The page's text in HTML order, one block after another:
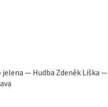
— Hudba Zdeněk Liška —